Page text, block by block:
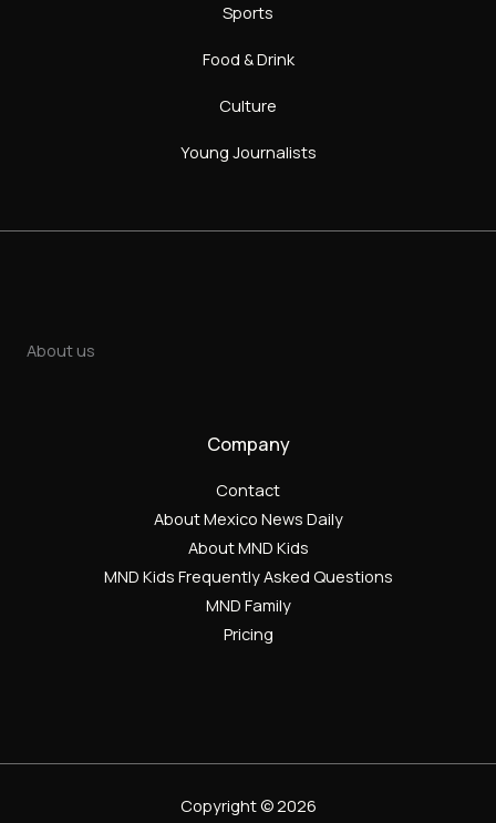
Sports
Food & Drink
Culture
Young Journalists
About us
Company
Contact
About Mexico News Daily
About MND Kids
MND Kids Frequently Asked Questions
MND Family
Pricing
Copyright © 2026